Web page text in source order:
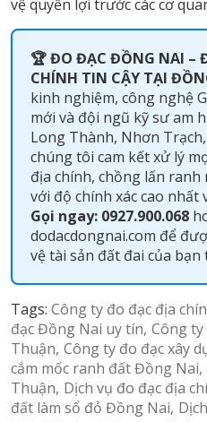
vệ quyền lợi trước các cơ
🏆 ĐO ĐẠC ĐỒNG NAI –
CHÍNH TIN CẬY TẠI
kinh nghiệm, công nghệ
mới và đội ngũ kỹ sư am
Long Thành, Nhơn
chúng tôi cam kết xử lý
địa chính, chồng lấn ranh
với độ chính xác cao
Gọi ngay: 0927.900.068
dodacdongnai.com để
vệ tài sản đất đai của
Tags: Công ty đo đạc địa
đạc Đồng Nai uy tín Công
Thuận Công ty đo đạc xây
cắm mốc ranh đất Đồng Nai
Thuận Dịch vụ đo đạc địa
đất làm sổ đỏ Đồng Nai